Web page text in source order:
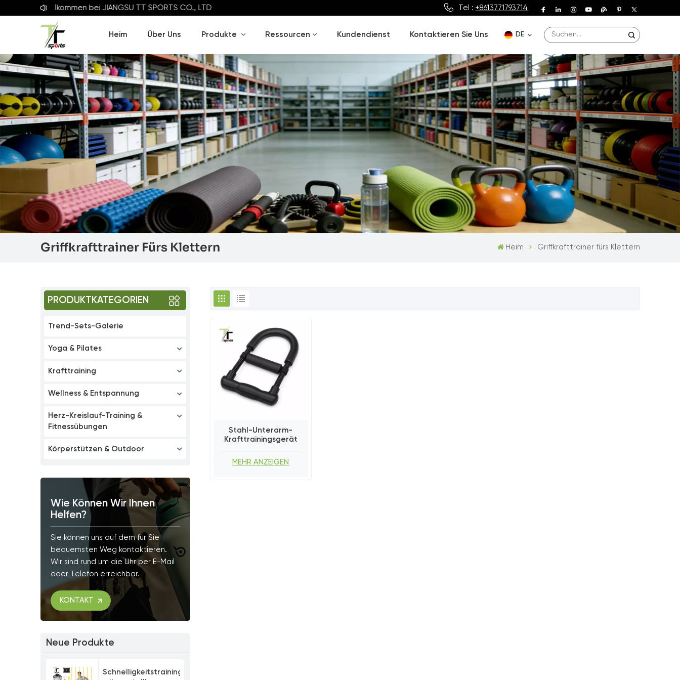
Willkommen beiJIANGSU TT SPORTS CO., LTD Tel : +8613771793714
Heim Über Uns Produkte Ressourcen Kundendienst Kontaktieren Sie Uns DE
English
Deutsch
Español
Français
Português
Griffkrafttrainer Fürs Klettern Heim Griffkrafttrainer fürs Klettern
PRODUKTKATEGORIEN
Trend-Sets-Galerie
Yoga & Pilates
Krafttraining
Wellness & Entspannung
Herz-Kreislauf-Training &
Fitnessübungen
Körperstützen & Outdoor
Wie Können Wir Ihnen
Helfen?
Sie können uns auf dem für Sie
bequemsten Weg kontaktieren.
Wir sind rund um die Uhr per E-Mail
oder Telefon erreichbar.
KONTAKT
Neue Produkte
Schnelligkeitstrainingsset
Stahl-Unterarm-
Krafttrainingsgerät
MEHR ANZEIGEN